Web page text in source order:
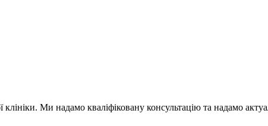
Ми надамо кваліфіковану консультацію та надамо